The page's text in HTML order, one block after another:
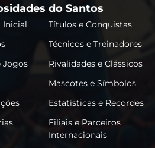
do Santos
Inicial
Títulos e Conquistas
Técnicos e Treinadores
Jogos
Rivalidades e Clássicos
Mascotes e Símbolos
Estatísticas e Recordes
Filiais e Parceiros
Internacionais